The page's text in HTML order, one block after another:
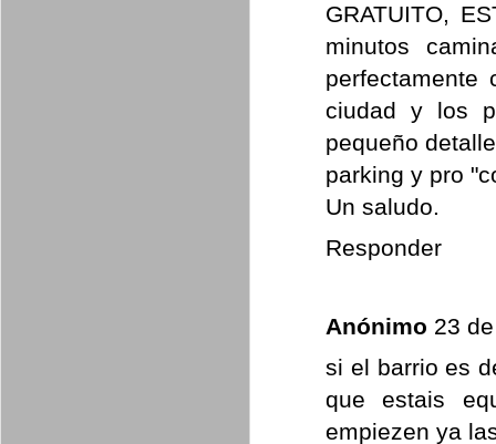
GRATUITO,
minutos
ciudad y los
pequeño
parking y pro
Un saludo.
Responder
Anónimo 23
si el barrio es
que estais
empiezen ya